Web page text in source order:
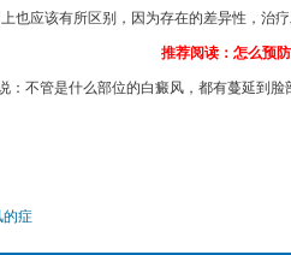
该有所区别，因为存在的差异性，治
推荐阅读： 怎么预
管是什么部位的白癜风，都有蔓延到
的症